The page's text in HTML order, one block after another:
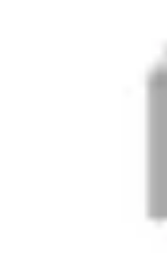
Consigli